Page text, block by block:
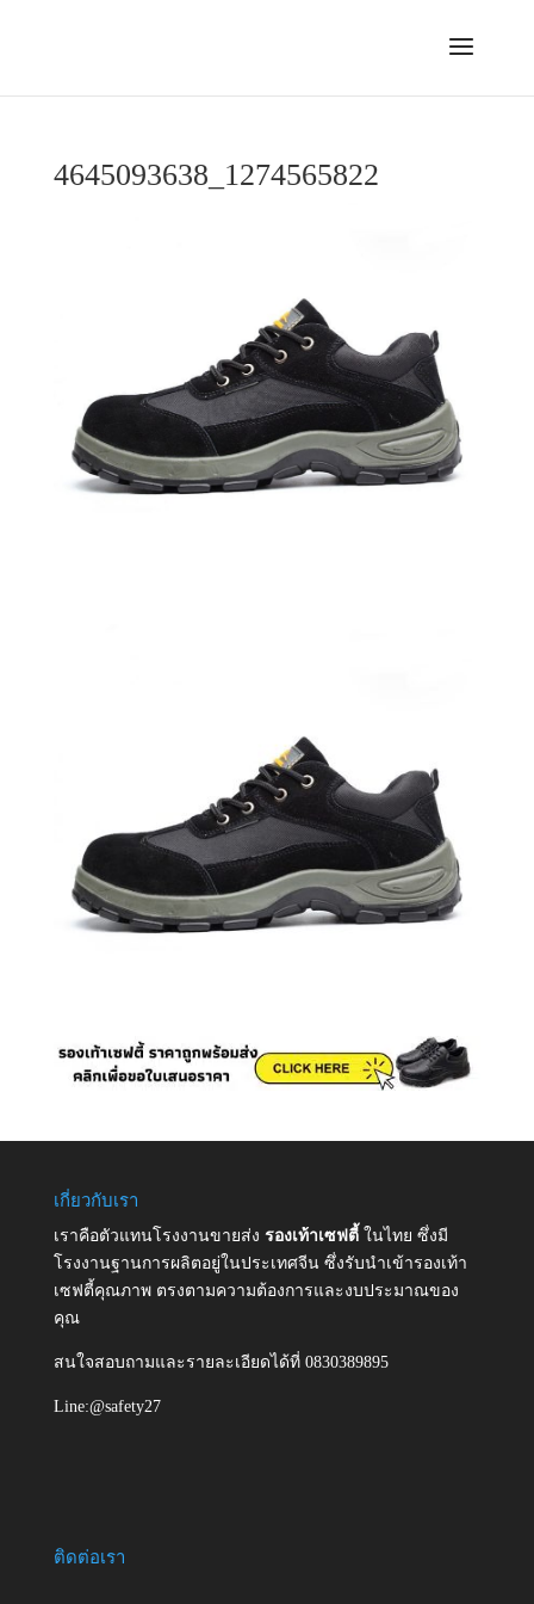
4645093638_1274565822
เกี่ยวกับเรา
เราคือตัวแทนโรงงานขายส่ง รองเท้าเซฟตี้ ในไทย ซึ่งมี
โรงงานฐานการผลิตอยู่ในประเทศจีน ซึ่งรับนำเข้ารองเท้า
เซฟตี้คุณภาพ ตรงตามความต้องการและงบประมาณของ
คุณ
สนใจสอบถามและรายละเอียดได้ที่ 0830389895
Line:@safety27
ติดต่อเรา